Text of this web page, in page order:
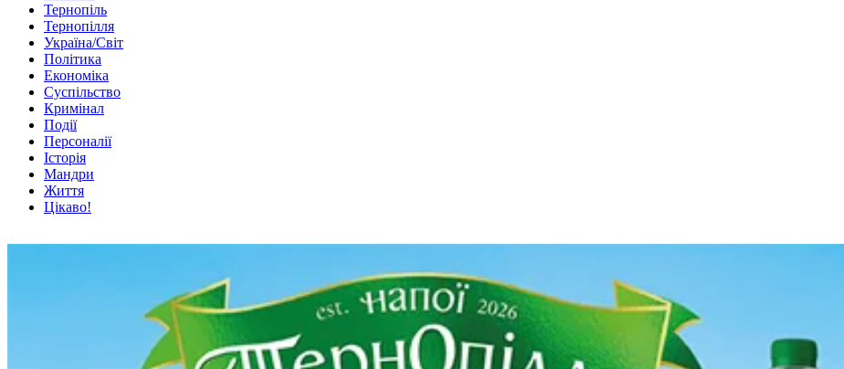
Тернопіль
Тернопілля
Україна/Світ
Політика
Економіка
Суспільство
Кримінал
Події
Персоналії
Історія
Мандри
Життя
Цікаво!